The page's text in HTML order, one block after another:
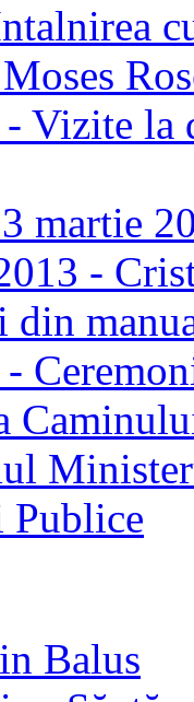
- Vizite
martie
-
din
Balus